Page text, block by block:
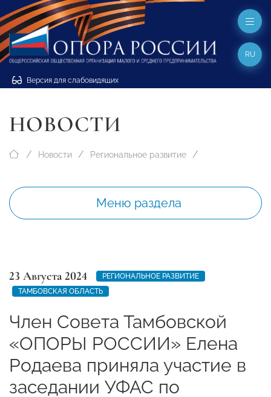
Версия для слабовидящих
RU
НОВОСТИ
Новости Региональное развитие
Меню раздела
23 Августа 2024
РЕГИОНАЛЬНОЕ РАЗВИТИЕ
ТАМБОВСКАЯ ОБЛАСТЬ
Член Совета Тамбовской
«ОПОРЫ РОССИИ» Елена
Родаева приняла участие в
заседании УФАС по